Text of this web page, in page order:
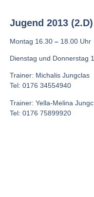
Jugend 2013 (2.D)
Montag 16.30 – 18.00 Uhr
Dienstag und Donnerstag
Trainer: Michalis Jungclas
Tel: 0176 34554940
Trainer: Yella-Melina
Tel: 0176 75899920